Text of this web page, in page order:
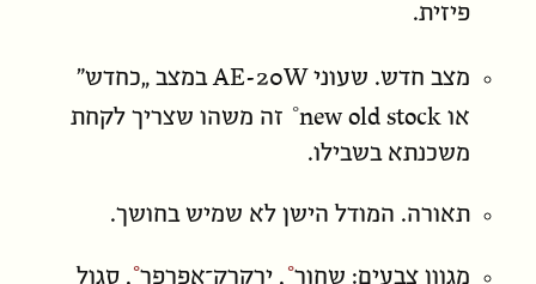
פיזית.
מצב חדש. שעוני AE-20Wבמצב „כחדש”
או new old stock
זה משהו שצריך לקחת
משכנתא בשבילו.
תאורה. המודל הישן לא שמיש בחושך.
מגוון צבעים: שחור , ירקרק־אפרפר ,סגול